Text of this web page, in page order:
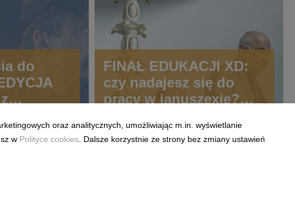
do
się
FINAŁ EDUKACJI XD:
czy nadajesz się do
pracy w januszexie?
biznesowe umiejętności
w quizie RocketJobs.pl
oraz analitycznych, umożliwiając m.in. wyświetlanie
w Polityce cookies . Dalsze korzystnie ze strony bez zmiany ustawień